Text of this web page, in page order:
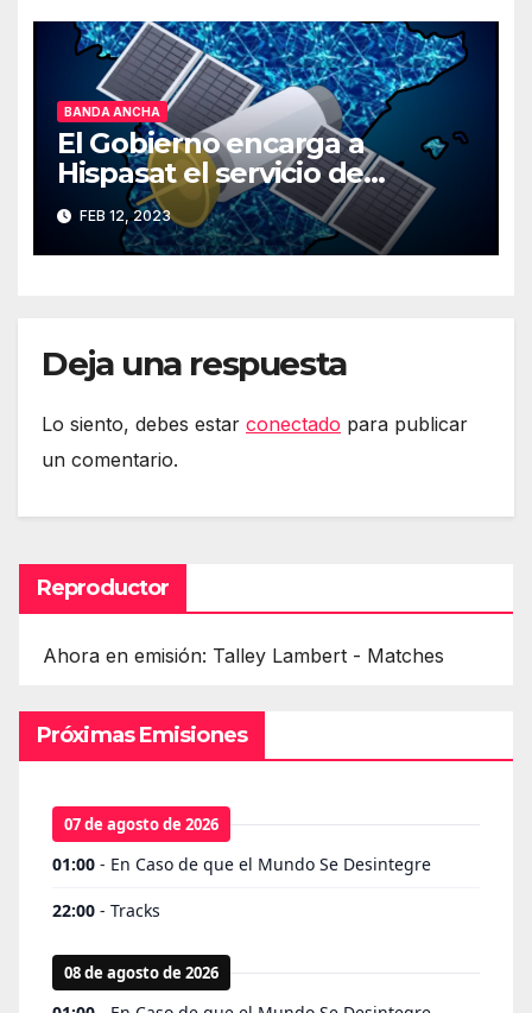
BANDA ANCHA
El Gobierno encarga a
Hispasat el servicio de
Internet rápido por satélite
FEB 12, 2023
Deja una respuesta
Lo siento, debes estar conectado para publicar
un comentario.
Reproductor
Ahora en emisión: Talley Lambert - Matches
Próximas Emisiones